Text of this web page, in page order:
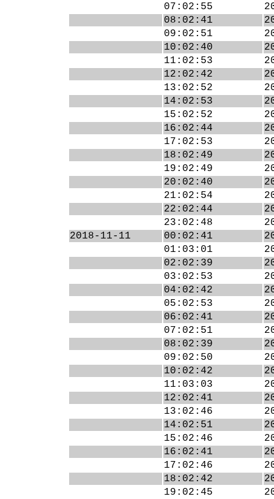
07:02:55
08:02:41
09:02:51
10:02:40
11:02:53
12:02:42
13:02:52
14:02:53
15:02:52
16:02:44
17:02:53
18:02:49
19:02:49
20:02:40
21:02:54
22:02:44
23:02:48
2018-11-11
00:02:41
01:03:01
02:02:39
03:02:53
04:02:42
05:02:53
06:02:41
07:02:51
08:02:39
09:02:50
10:02:42
11:03:03
12:02:41
13:02:46
14:02:51
15:02:46
16:02:41
17:02:46
18:02:42
19:02:45